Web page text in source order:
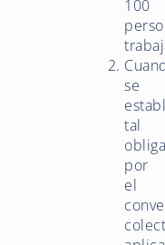
100
se
tal
por
el